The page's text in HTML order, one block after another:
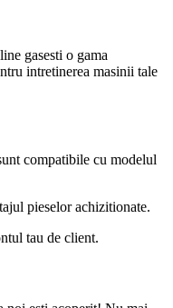
gasesti o gama
intretinerea masinii tale
compatibile cu modelul
pieselor achizitionate.
tau de client.